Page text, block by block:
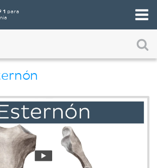
1 para